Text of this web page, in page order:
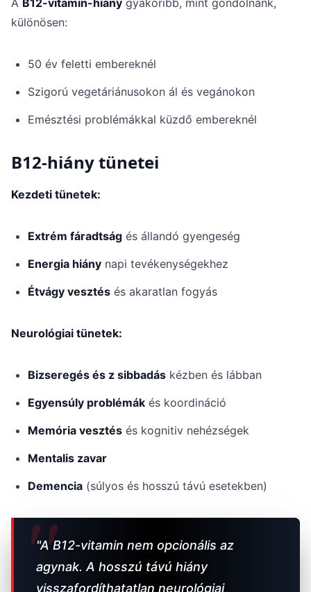
A B12-vitamin-hiány gyakoribb, mint gondolnánk,
különösen:
50 év feletti embereknél
Szigorú vegetáriánusokon ál és vegánokon
Emésztési problémákkal küzdő embereknél
B12-hiány tünetei
Kezdeti tünetek:
Extrém fáradtság és állandó gyengeség
Energia hiány napi tevékenységekhez
Étvágy vesztés és akaratlan fogyás
Neurológiai tünetek:
Bizseregés és z sibbadás kézben és lábban
Egyensúly problémák és koordináció
Memória vesztés és kognitiv nehézségek
Mentalis zavar
Demencia (súlyos és hosszú távú esetekben)
"A B12-vitamin nem opcionális az
agynak. A hosszú távú hiány
visszafordíthatatlan neurológiai